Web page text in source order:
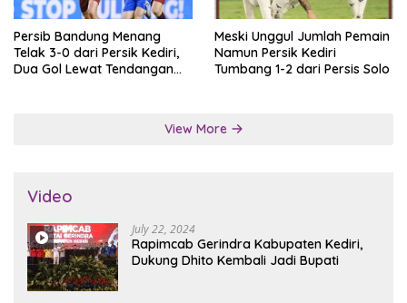
Persib Bandung Menang
Telak 3-0 dari Persik Kediri,
Dua Gol Lewat Tendangan
Meski Unggul Jumlah Pemain
Namun Persik Kediri
Tumbang 1-2 dari Persis Solo
View More
Video
July 22, 2024
Rapimcab Gerindra Kabupaten Kediri,
Dukung Dhito Kembali Jadi Bupati